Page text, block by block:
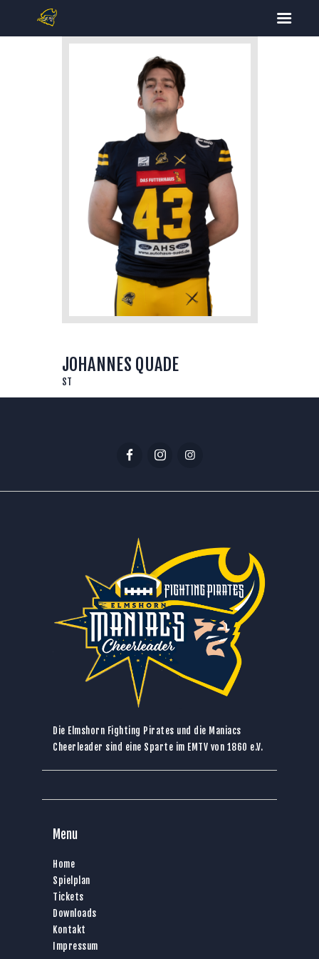
FOOTBALL
CHEERLEADING
SPIELPLAN
DOWNLOADS
KONTAKT
JOHANNES QUADE
ST
Die Elmshorn Fighting Pirates und die Maniacs
Cheerleader sind eine Sparte im EMTV von 1860 e.V.
Menu
Home
Spielplan
Tickets
Downloads
Kontakt
Impressum